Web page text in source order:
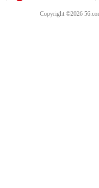
Copyright ©2026